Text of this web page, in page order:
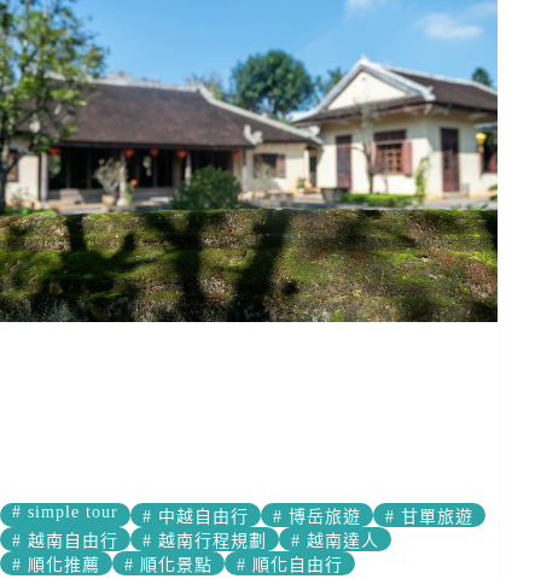
# simple tour # 中越自由行 # 博岳旅遊 # 甘單旅遊
# 越南自由行 # 越南行程規劃 # 越南達人
# 順化推薦 # 順化景點 # 順化自由行